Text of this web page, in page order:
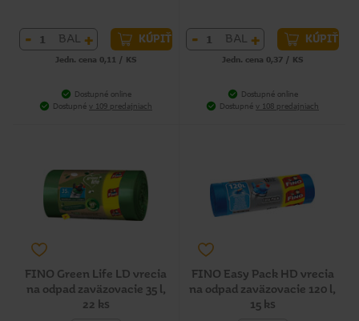
- BAL + KÚPIŤ
Jedn. cena 0,11 / KS
Dostupné online
Dostupné v 109 predajniach
- BAL + KÚPIŤ
Jedn. cena 0,37 / KS
Dostupné online
Dostupné v 108 predajniach
FINO Green Life LD vrecia
na odpad zaväzovacie 35 l,
22 ks
FINO Easy Pack HD vrecia
na odpad zaväzovacie 120 l,
15 ks